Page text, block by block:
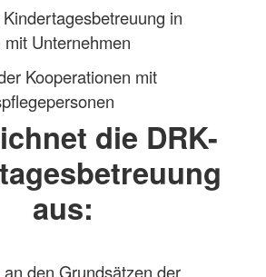
in
mit Unternehmen
Kooperationen mit
die DRK-
aus:
den Grundsätzen der